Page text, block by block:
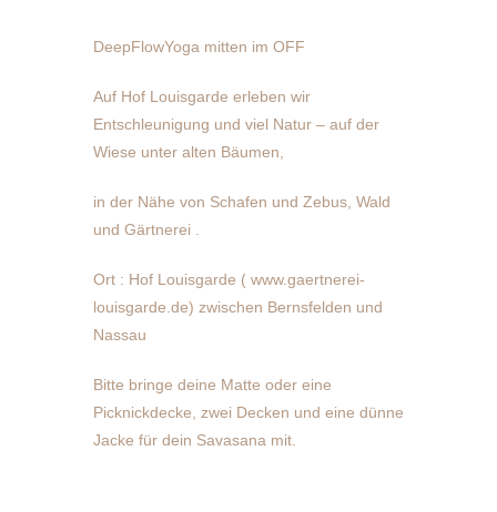
DeepFlowYoga mitten im OFF
Auf Hof Louisgarde erleben wir
Entschleunigung und viel Natur – auf der
Wiese unter alten Bäumen,
in der Nähe von Schafen und Zebus, Wald
und Gärtnerei .
Ort : Hof Louisgarde ( www.gaertnerei-
louisgarde.de) zwischen Bernsfelden und
Nassau
Bitte bringe deine Matte oder eine
Picknickdecke, zwei Decken und eine dünne
Jacke für dein Savasana mit.